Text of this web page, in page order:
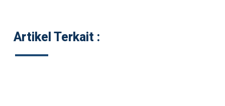
Artikel Terkait :